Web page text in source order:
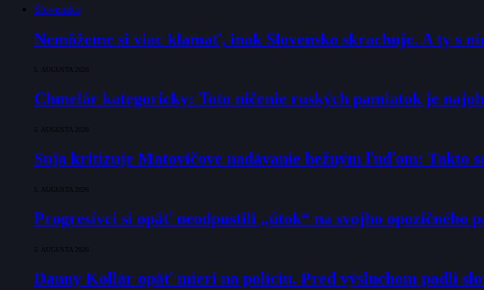
Slovensko
Nemôžeme si viac klamať, inak Slovensko skrachuje. A ty s
5. AUGUSTA 2026
Chmelár kategoricky: Toto ničenie ruských pamiatok je
5. AUGUSTA 2026
Suja kritizuje Matovičove nadávanie bežným ľuďom: Takto
5. AUGUSTA 2026
Progresívci si opäť neodpustili „útok“ na svojho
5. AUGUSTA 2026
Danny Kollár opäť mieri na políciu. Pred výsluchom padli